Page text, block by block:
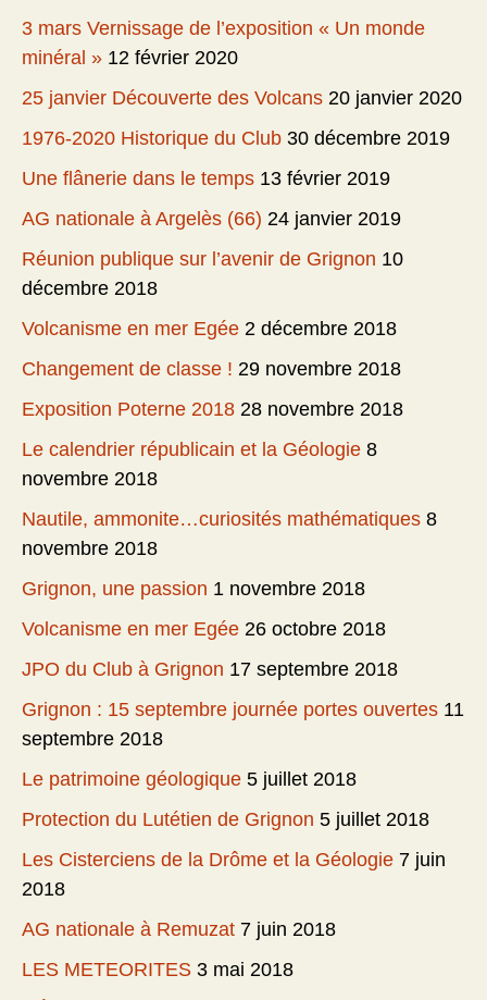
3 mars Vernissage de l’exposition « Un monde
minéral » 12 février 2020
25 janvier Découverte des Volcans 20 janvier 2020
1976-2020 Historique du Club 30 décembre 2019
Une flânerie dans le temps 13 février 2019
AG nationale à Argelès (66) 24 janvier 2019
Réunion publique sur l’avenir de Grignon 10
décembre 2018
Volcanisme en mer Egée 2 décembre 2018
Changement de classe ! 29 novembre 2018
Exposition Poterne 2018 28 novembre 2018
Le calendrier républicain et la Géologie 8
novembre 2018
Nautile, ammonite…curiosités mathématiques 8
novembre 2018
Grignon, une passion 1 novembre 2018
Volcanisme en mer Egée 26 octobre 2018
JPO du Club à Grignon 17 septembre 2018
Grignon : 15 septembre journée portes ouvertes 11
septembre 2018
Le patrimoine géologique 5 juillet 2018
Protection du Lutétien de Grignon 5 juillet 2018
Les Cisterciens de la Drôme et la Géologie 7 juin
2018
AG nationale à Remuzat 7 juin 2018
LES METEORITES 3 mai 2018